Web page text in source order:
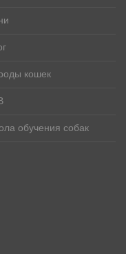
кошек
обучения собак